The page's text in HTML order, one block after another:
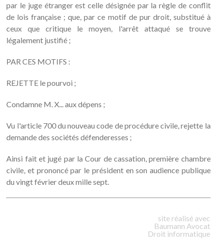
par le juge étranger est celle désignée par la règle de conflit
de lois française ; que, par ce motif de pur droit, substitué à
ceux que critique le moyen, l'arrêt attaqué se trouve
légalement justifié ;
PAR CES MOTIFS :
REJETTE le pourvoi ;
Condamne M. X... aux dépens ;
Vu l'article 700 du nouveau code de procédure civile, rejette la
demande des sociétés défenderesses ;
Ainsi fait et jugé par la Cour de cassation, première chambre
civile, et prononcé par le président en son audience publique
du vingt février deux mille sept.
site réalisé avec
Baumann Avocat
Droit informatique